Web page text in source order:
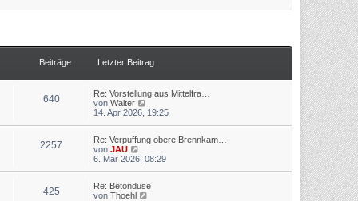
Beiträge Letzter Beitrag
640
Re: Vorstellung aus Mittelfra…
von Walter
e
s
e
e
i
14. Apr 2026, 19:25
2257
Re: Verpuffung obere Brennkam…
von JAU
e
s
t
6. Mär 2026, 08:29
425
Re: Betondüse
von Thoehl